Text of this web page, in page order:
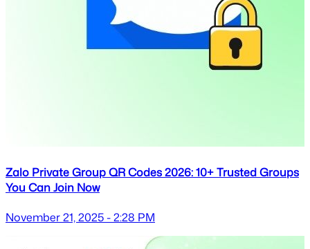
Zalo Private Group QR Codes 2026: 10+ Trusted Groups
You Can Join Now
November 21, 2025 - 2:28 PM